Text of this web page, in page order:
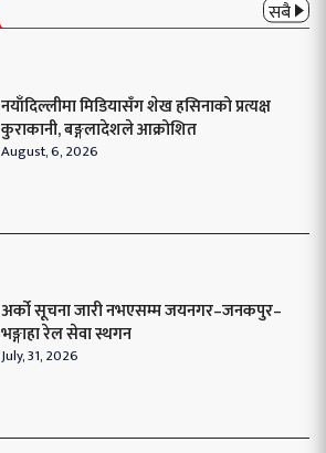
सबै
नयाँदिल्लीमा मिडियासँग शेख हसिनाको प्रत्यक्ष
कुराकानी, बङ्गलादेशले आक्रोशित
August, 6, 2026
अर्को सूचना जारी नभएसम्म जयनगर–जनकपुर–
भङ्गाहा रेल सेवा स्थगन
July, 31, 2026